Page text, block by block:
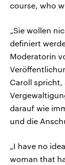
course, who
„Sie wollen
definiert
Moderatorin
Caroll spricht,
darauf wie
und die
„I have no
woman that